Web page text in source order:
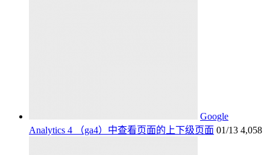
Google
Analytics 4 （ga4）中查看页面的上下级页面 01/13 4,058